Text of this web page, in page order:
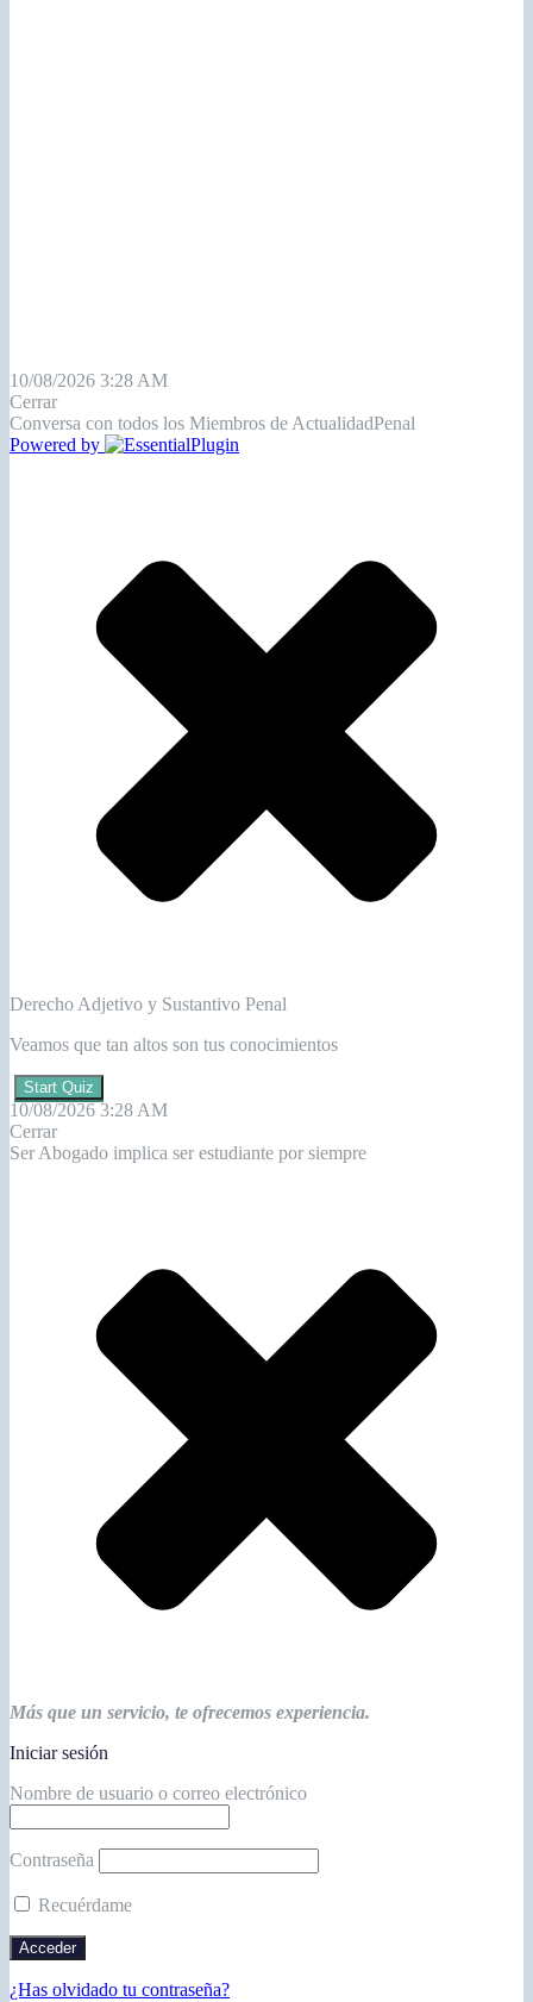
10/08/2026 3:28 AM
Cerrar
Conversa con todos los Miembros de ActualidadPenal
Powered by
Derecho Adjetivo y Sustantivo Penal
Veamos que tan altos son tus conocimientos
Start Quiz
10/08/2026 3:28 AM
Cerrar
Ser Abogado implica ser estudiante por siempre
Más que un servicio, te ofrecemos experiencia.
Iniciar sesión
Nombre de usuario o correo electrónico
Contraseña
Recuérdame
¿Has olvidado tu contraseña?